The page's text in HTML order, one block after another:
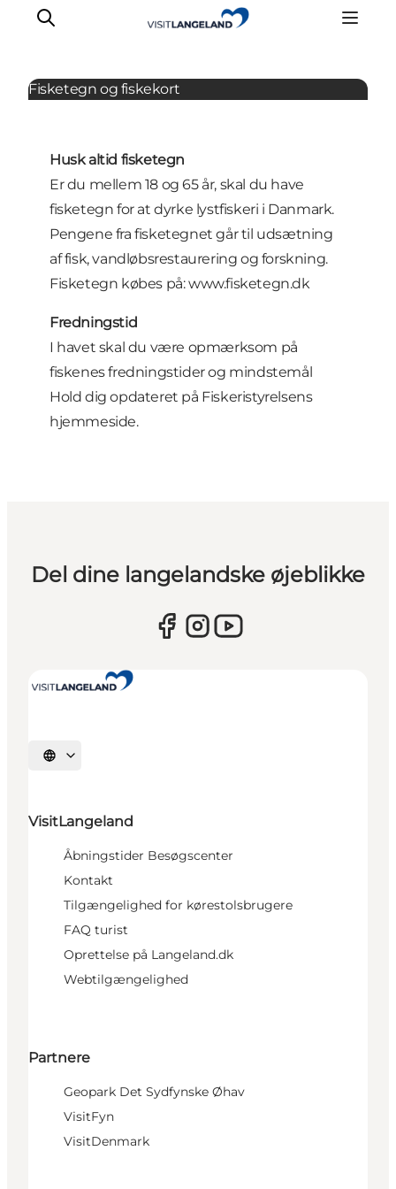
Oplevelser
Byer og øer
Outdoor
Overnatning
Planlæg ferie
Diverse
Fisketegn og fiskekort
Husk altid fisketegn
Er du mellem 18 og 65 år, skal du have
fisketegn for at dyrke lystfiskeri i Danmark.
Pengene fra fisketegnet går til udsætning
af fisk, vandløbsrestaurering og forskning.
Fisketegn købes på:www.fisketegn.dk
Fredningstid
I havet skal du være opmærksom på
fiskenes fredningstider og mindstemål
Hold dig opdateret på Fiskeristyrelsens
hjemmeside.
Del dine langelandske øjeblikke
Vælg sprog
VisitLangeland
Åbningstider Besøgscenter
Kontakt
Tilgængelighed for kørestolsbrugere
FAQ turist
Oprettelse på Langeland.dk
Webtilgængelighed
Partnere
Geopark Det Sydfynske Øhav
VisitFyn
VisitDenmark